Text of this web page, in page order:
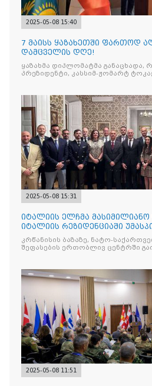
2025-05-08 15:40
7 მაისს ყაზახეთში ფართოდ
დამცველის დღე!
ყაზახმა დიპლომატმა განაცხადა,
პრეზიდენტი, კასსიმ-ჟომარტ
2025-05-08 15:31
იტალიის ელჩმა მასიმილიანო
იტალიის რეზიდენციაში
ვენეტოს სახ. დივიზიის ს
კრწანისის ბაზაზე, ნატო-
შეფასების ერთობლივ ცენტრში
2025-05-08 11:51